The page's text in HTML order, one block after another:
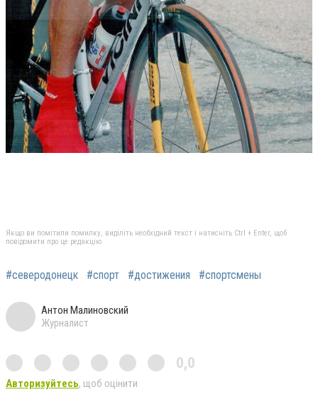
Якщо ви помітили помилку, виділіть необхідний текст і натисніть Ctrl + Enter, щоб
повідомити про це редакцію
#северодонецк #спорт #достижения #спортсмены
Антон Малиновский
Журналист
0,0
Авторизуйтесь, щоб оцінити